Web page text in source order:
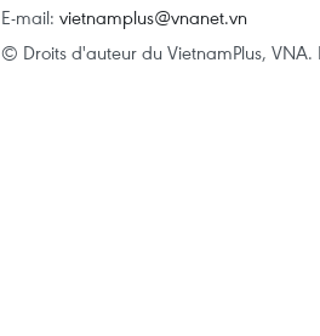
E-mail: vietnamplus@vnanet.vn
© Droits d'auteur du VietnamPlus,